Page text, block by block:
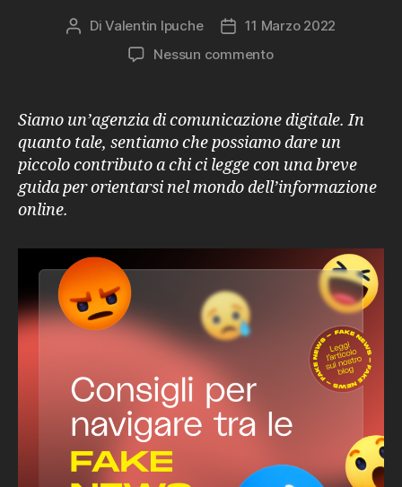
Autore
DiValentin Ipuche
Data11 Marzo 2022
Nessun commentosu
mare
di
fake
Siamo un’agenzia di comunicazione digitale. In
quanto tale, sentiamo che possiamo dare un
piccolo contributo a chi ci legge con una breve
guida per orientarsi nel mondo dell’informazione
online.